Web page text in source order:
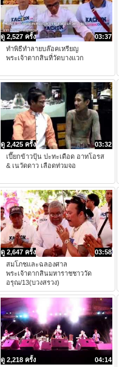
03:37
ดู 2,527 ครั้ง
ทำพิธีทำลายบล๊อคเหรียญ
พระเจ้าตากสินที่วัดบางแวก
03:32
ดู 2,425 ครั้ง
เปี๊ยกข้าวปุ้น ปะทะเดือด อาทโอรส
& เนวัดดาว เลือดท่วมจอ
03:58
ดู 2,647 ครั้ง
สมโภชและฉลองศาล
พระเจ้าตากสินมหาราชชาววัด
อรุณ/13(บวงสรวง)
04:14
ดู 2,218 ครั้ง